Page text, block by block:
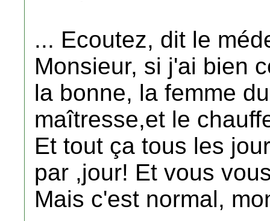
... Ecoutez, dit le
Monsieur, si j'ai bien
la bonne, la femme
maîtresse,et le
Et tout ça tous les
par ,jour! Et vous
Mais c'est normal,